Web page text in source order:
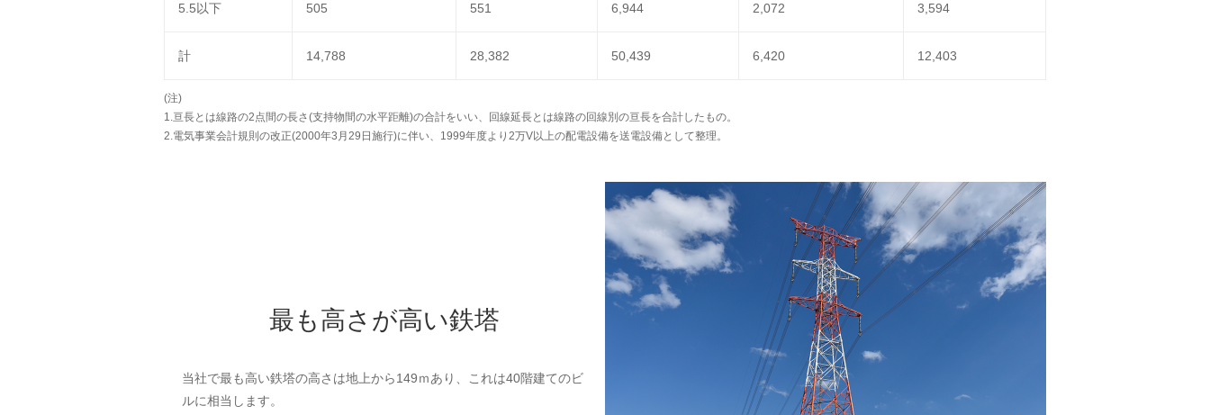
5.5以下 505 551 6,944 2,072 3,594
計 14,788 28,382 50,439 6,420 12,403
(注)
1.亘長とは線路の2点間の長さ(支持物間の水平距離)の合計をいい、回線延長とは線路の回線別の亘長を合計したもの。
2.電気事業会計規則の改正(2000年3月29日施行)に伴い、1999年度より2万V以上の配電設備を送電設備として整理。
最も高さが高い鉄塔
当社で最も高い鉄塔の高さは地上から149ｍあり、これは40階建てのビ
ルに相当します。